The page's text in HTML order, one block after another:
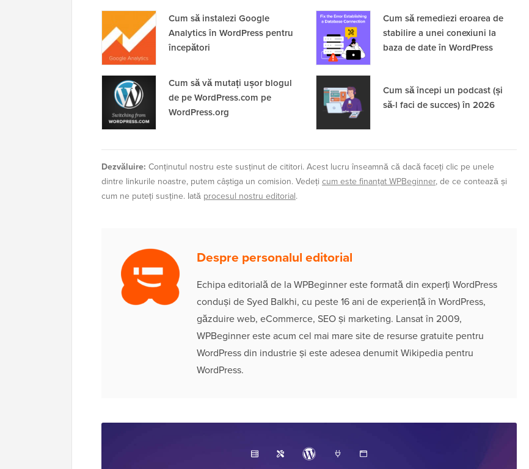
Cum să instalezi Google
Analytics în WordPress pentru
începători
Cum să remediezi eroarea de
stabilire a unei conexiuni la
baza de date în WordPress
Cum să vă mutați ușor blogul
de pe WordPress.com pe
WordPress.org
Cum să începi un podcast (și
să-l faci de succes) în 2026
Dezvăluire: Conținutul nostru este susținut de cititori. Acest lucru înseamnă că dacă faceți clic pe unele
dintre linkurile noastre, putem câștiga un comision. Vedeți cum este finanțat WPBeginner, de ce contează și
cum ne puteți susține. Iată procesul nostru editorial.
Despre personalul editorial
Echipa editorială de la WPBeginner este formată din experți WordPress
conduși de Syed Balkhi, cu peste 16 ani de experiență în WordPress,
găzduire web, eCommerce, SEO și marketing. Lansat în 2009,
WPBeginner este acum cel mai mare site de resurse gratuite pentru
WordPress din industrie și este adesea denumit Wikipedia pentru
WordPress.